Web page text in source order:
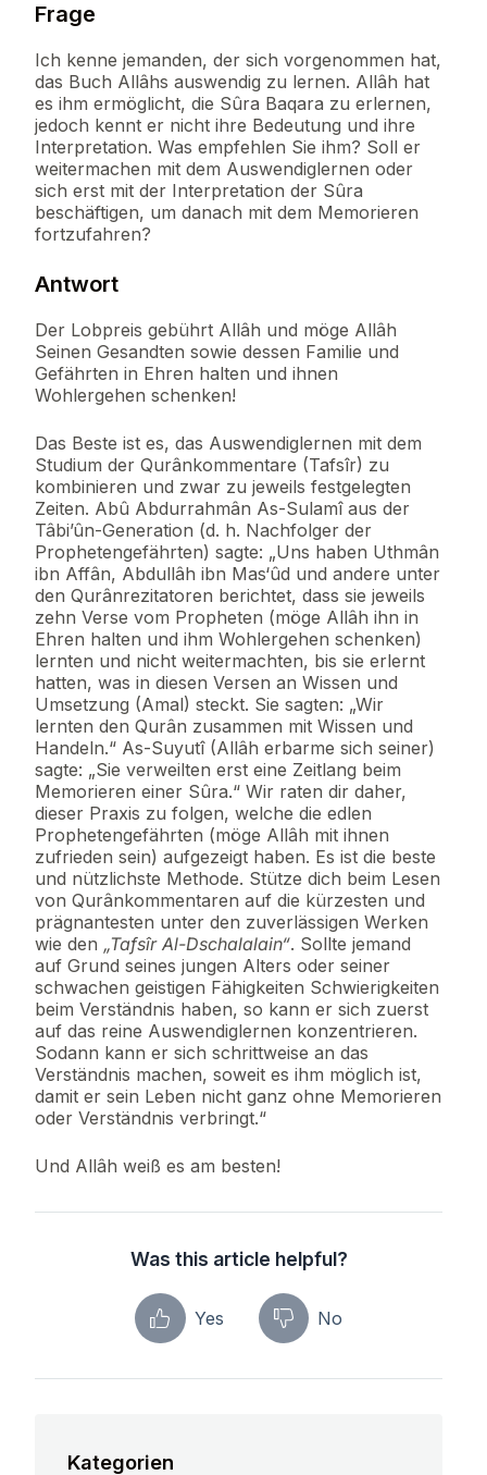
Frage
Ich kenne jemanden, der sich vorgenommen hat,
das Buch Allâhs auswendig zu lernen. Allâh hat
es ihm ermöglicht, die Sûra Baqara zu erlernen,
jedoch kennt er nicht ihre Bedeutung und ihre
Interpretation. Was empfehlen Sie ihm? Soll er
weitermachen mit dem Auswendiglernen oder
sich erst mit der Interpretation der Sûra
beschäftigen, um danach mit dem Memorieren
fortzufahren?
Antwort
Der Lobpreis gebührt Allâh und möge Allâh
Seinen Gesandten sowie dessen Familie und
Gefährten in Ehren halten und ihnen
Wohlergehen schenken!
Das Beste ist es, das Auswendiglernen mit dem
Studium der Qurânkommentare (Tafsîr) zu
kombinieren und zwar zu jeweils festgelegten
Zeiten. Abû Abdurrahmân As-Sulamî aus der
Tâbi’ûn-Generation (d. h. Nachfolger der
Prophetengefährten) sagte: „Uns haben Uthmân
ibn Affân, Abdullâh ibn Mas‘ûd und andere unter
den Qurânrezitatoren berichtet, dass sie jeweils
zehn Verse vom Propheten (möge Allâh ihn in
Ehren halten und ihm Wohlergehen schenken)
lernten und nicht weitermachten, bis sie erlernt
hatten, was in diesen Versen an Wissen und
Umsetzung (Amal) steckt. Sie sagten: „Wir
lernten den Qurân zusammen mit Wissen und
Handeln.“ As-Suyutî (Allâh erbarme sich seiner)
sagte: „Sie verweilten erst eine Zeitlang beim
Memorieren einer Sûra.“ Wir raten dir daher,
dieser Praxis zu folgen, welche die edlen
Prophetengefährten (möge Allâh mit ihnen
zufrieden sein) aufgezeigt haben. Es ist die beste
und nützlichste Methode. Stütze dich beim Lesen
von Qurânkommentaren auf die kürzesten und
prägnantesten unter den zuverlässigen Werken
wie den „Tafsîr Al-Dschalalain“. Sollte jemand
auf Grund seines jungen Alters oder seiner
schwachen geistigen Fähigkeiten Schwierigkeiten
beim Verständnis haben, so kann er sich zuerst
auf das reine Auswendiglernen konzentrieren.
Sodann kann er sich schrittweise an das
Verständnis machen, soweit es ihm möglich ist,
damit er sein Leben nicht ganz ohne Memorieren
oder Verständnis verbringt.“
Und Allâh weiß es am besten!
Was this article helpful?
Yes No
Kategorien